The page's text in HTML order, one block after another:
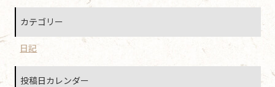
カテゴリー
日記
投稿日カレンダー